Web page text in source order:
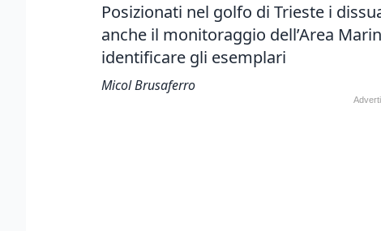
Posizionati nel golfo di Trieste i
anche il monitoraggio dell’Area
identificare gli esemplari
Micol Brusaferro